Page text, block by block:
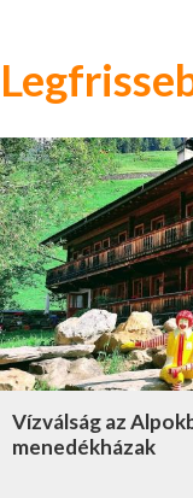
Vízválság az
menedékházak